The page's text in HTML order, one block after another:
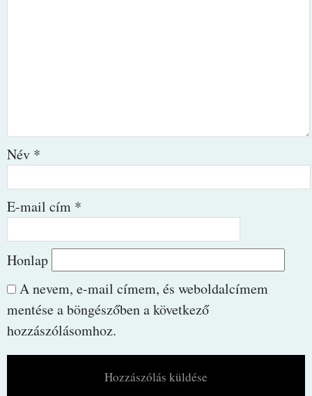
Név *
E-mail cím *
Honlap
A nevem, e-mail címem, és weboldalcímem
mentése a böngészőben a következő
hozzászólásomhoz.